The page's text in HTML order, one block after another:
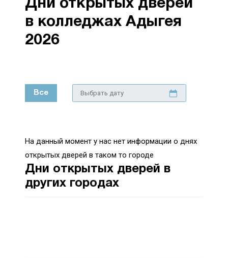
Дни открытых дверей
в колледжах Адыгея
2026
Все
На данный момент у нас нет информации о днях
открытых дверей в таком то городе
Дни открытых дверей в
других городах